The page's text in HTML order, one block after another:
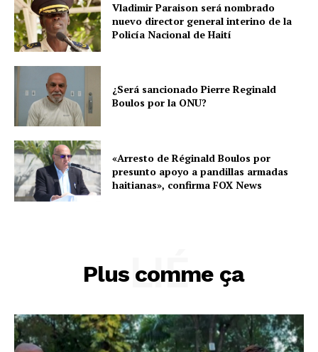
Vladimir Paraison será nombrado
nuevo director general interino de la
Policía Nacional de Haití
¿Será sancionado Pierre Reginald
Boulos por la ONU?
«Arresto de Réginald Boulos por
presunto apoyo a pandillas armadas
haitianas», confirma FOX News
Plus comme ça
LIÉ